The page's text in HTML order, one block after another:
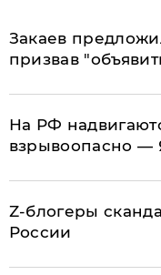
Закаев
призвав
На РФ
взрывоопасно —
Z-блогеры
России